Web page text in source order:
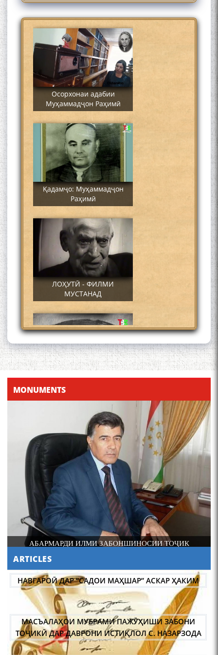
Муҳаммадҷон Раҳимӣ
Осорхонаи адабии
Муҳаммадҷон Раҳимӣ
Қадамҷо: Муҳаммадҷон
Раҳимӣ
ЛОҲУТӢ - ФИЛМИ
МУСТАНАД
Қадамҷо - Лоҳутӣ
4-уми декабр- зодрӯзи
шоири абадзинда Абулқосим
Лоҳутӣ
АБУЛҚОСИМ ЛОҲУТӢ /
ABULQOSIM LOHUTY/
MONUMENTS
АБАРМАРДИ ИЛМИ ЗАБОНШИНОСИИ ТОҶИК
ARTICLES
НАВГАРОӢ ДАР “САДОИ МАҲШАР” АСКАР ҲАКИМ
МАСЪАЛАҲОИ МУБРАМИ ПАЖӮҲИШИ ЗАБОНИ
ТОҶИКӢ ДАР ДАВРОНИ ИСТИҚЛОЛ С. НАЗАРЗОДА